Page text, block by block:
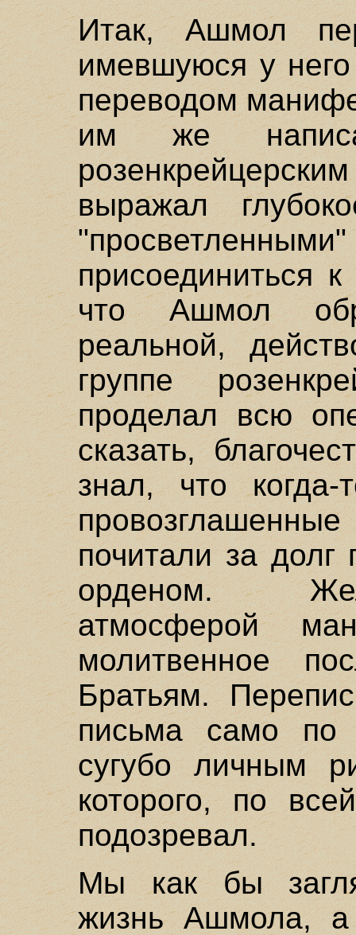
Итак, Ашмол
имевшуюся у него
переводом
им же
выражал
присоединиться
что Ашмол
реальной,
группе
проделал всю
сказать,
знал, что
почитали за долг
орденом.
атмосферой
молитвенное
Братьям.
письма само по
сугубо личным
которого, по
подозревал.
Мы как бы
жизнь Ашмола,